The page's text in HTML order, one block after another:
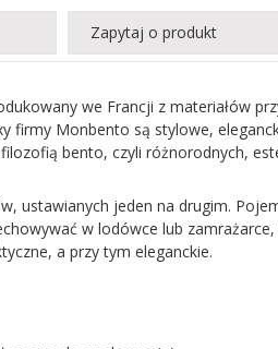
Zapytaj o produkt
we Francji z materiałów
firmy Monbento są stylowe,
bento, czyli różnorodnych,
ustawianych jeden na drugim.
w lodówce lub
a przy tym eleganckie.